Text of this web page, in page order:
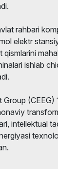
rahbari
elektr
ishlab
Group (CEEG)
intellektual